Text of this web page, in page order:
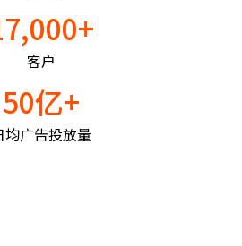
客户
50亿+
均广告投放量